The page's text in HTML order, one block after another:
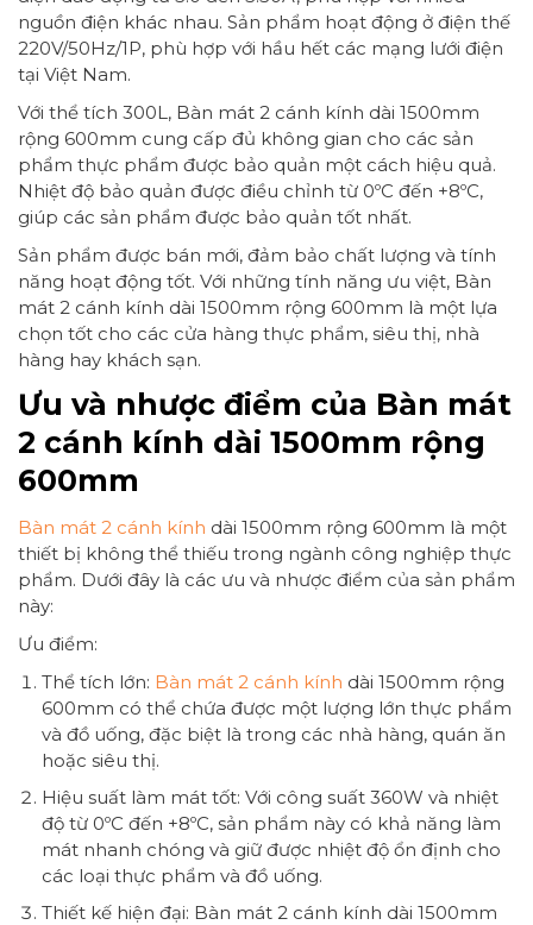
nguồn điện khác nhau. Sản phẩm hoạt động ở điện thế
220V/50Hz/1P, phù hợp với hầu hết các mạng lưới điện
tại Việt Nam.
Với thể tích 300L, Bàn mát 2 cánh kính dài 1500mm
rộng 600mm cung cấp đủ không gian cho các sản
phẩm thực phẩm được bảo quản một cách hiệu quả.
Nhiệt độ bảo quản được điều chỉnh từ 0ºC đến +8ºC,
giúp các sản phẩm được bảo quản tốt nhất.
Sản phẩm được bán mới, đảm bảo chất lượng và tính
năng hoạt động tốt. Với những tính năng ưu việt, Bàn
mát 2 cánh kính dài 1500mm rộng 600mm là một lựa
chọn tốt cho các cửa hàng thực phẩm, siêu thị, nhà
hàng hay khách sạn.
Ưu và nhược điểm của Bàn mát
2 cánh kính dài 1500mm rộng
600mm
Bàn mát 2 cánh kính dài 1500mm rộng 600mm là một
thiết bị không thể thiếu trong ngành công nghiệp thực
phẩm. Dưới đây là các ưu và nhược điểm của sản phẩm
này:
Ưu điểm:
Thể tích lớn: Bàn mát 2 cánh kính dài 1500mm rộng
600mm có thể chứa được một lượng lớn thực phẩm
và đồ uống, đặc biệt là trong các nhà hàng, quán ăn
hoặc siêu thị.
Hiệu suất làm mát tốt: Với công suất 360W và nhiệt
độ từ 0ºC đến +8ºC, sản phẩm này có khả năng làm
mát nhanh chóng và giữ được nhiệt độ ổn định cho
các loại thực phẩm và đồ uống.
Thiết kế hiện đại: Bàn mát 2 cánh kính dài 1500mm